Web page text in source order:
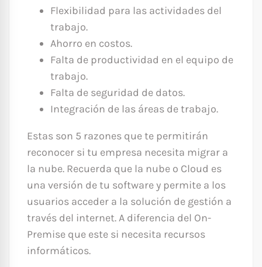
Flexibilidad para las actividades del
trabajo.
Ahorro en costos.
Falta de productividad en el equipo de
trabajo.
Falta de seguridad de datos.
Integración de las áreas de trabajo.
Estas son 5 razones que te permitirán
reconocer si tu empresa necesita migrar a
la nube. Recuerda que la nube o Cloud es
una versión de tu software y permite a los
usuarios acceder a la solución de gestión a
través del internet. A diferencia del On-
Premise que este si necesita recursos
informáticos.